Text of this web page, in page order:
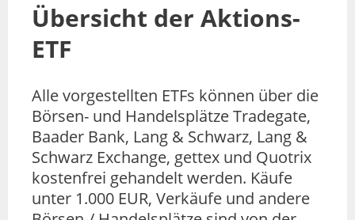
Übersicht der Aktions-
ETF
Alle vorgestellten ETFs können über die
Börsen- und Handelsplätze Tradegate,
Baader Bank, Lang & Schwarz, Lang &
Schwarz Exchange, gettex und Quotrix
kostenfrei gehandelt werden. Käufe
unter 1.000 EUR, Verkäufe und andere